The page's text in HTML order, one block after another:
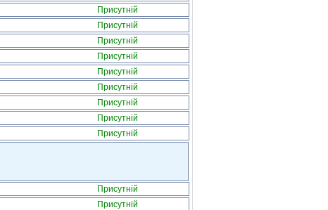
Присутній
Присутній
Присутній
Присутній
Присутній
Присутній
Присутній
Присутній
Присутній
Присутній
Присутній